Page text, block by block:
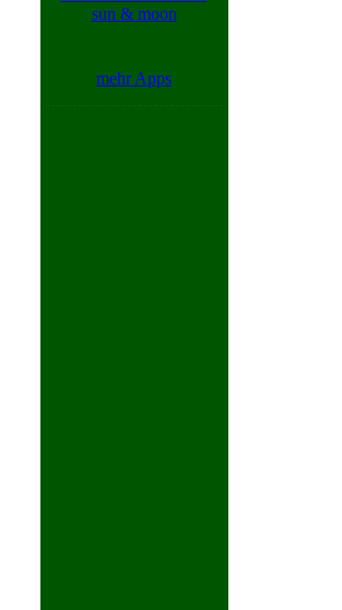
sun & moon
mehr Apps